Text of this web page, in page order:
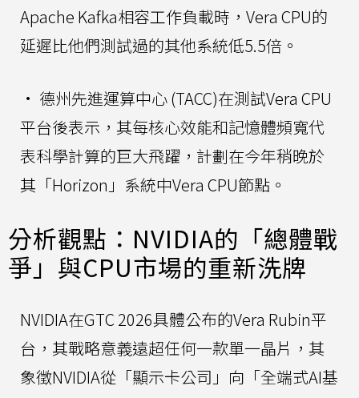
Apache Kafka相容工作負載時，Vera CPU的
延遲比他們測試過的其他系統低5.5倍。
• 德州先進運算中心 (TACC)在測試Vera CPU
平台後表示，其每核心效能和記憶體頻寬代
表科學計算的巨大飛躍，計劃在今年稍晚於
其「Horizon」系統中Vera CPU節點。
分析觀點：NVIDIA的「總體戰
爭」與CPU市場的重新洗牌
NVIDIA在GTC 2026具體公布的Vera Rubin平
台，其戰略意義遠超任何一款單一晶片，其
象徵NVIDIA從「顯示卡公司」向「全端式AI基